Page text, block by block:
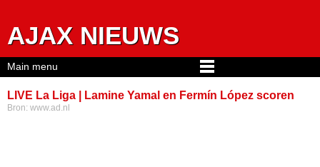
AJAX NIEUWS
LIVE La Liga | Lamine Yamal en Fermín López scoren
Bron: www.ad.nl
Main menu